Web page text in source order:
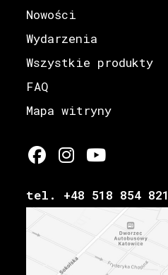
Nowości
Wydarzenia
Wszystkie produkty
FAQ
Mapa witryny
tel. +48 518 854 821